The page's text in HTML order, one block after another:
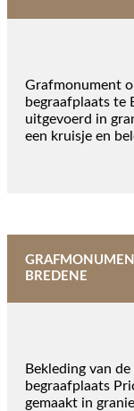
Grafmonument
begraafplaats te
uitgevoerd in
een kruisje en
BREDENE
Bekleding van
begraafplaats
gemaakt in